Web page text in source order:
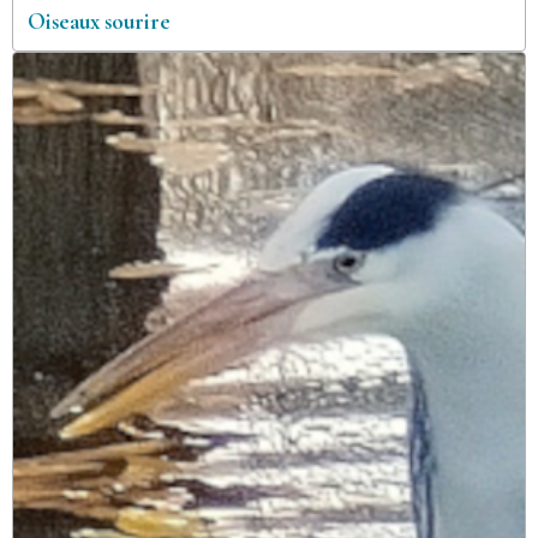
Oiseaux sourire